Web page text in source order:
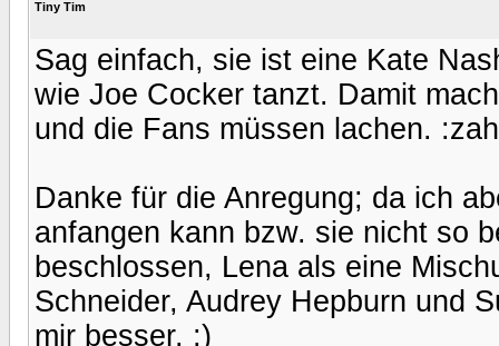
Tiny Tim
Sag einfach, sie ist eine Kate
wie Joe Cocker tanzt. Damit
und die Fans müssen lachen.
Danke für die Anregung; da ich
anfangen kann bzw. sie nicht so
beschlossen, Lena als eine
Schneider, Audrey Hepburn und
mir besser. ;)